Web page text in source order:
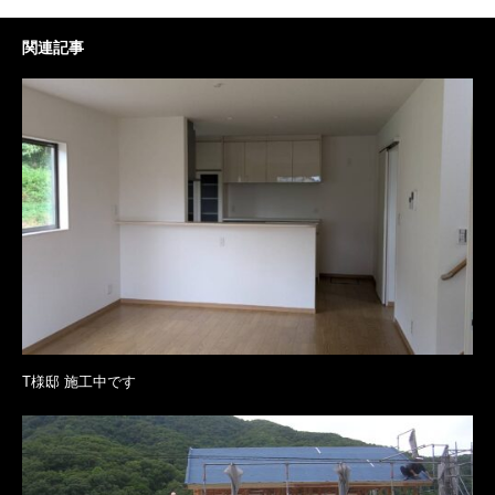
関連記事
T様邸 施工中です